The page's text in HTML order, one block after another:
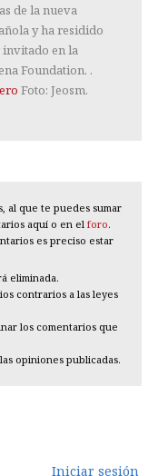
de la nueva
y ha residido
en la
Foundation. .
Foto: Jeosm.
al que te puedes sumar
aquí o en el foro.
es preciso estar
eliminada.
contrarios a las leyes
los comentarios que
opiniones publicadas.
Iniciar sesión